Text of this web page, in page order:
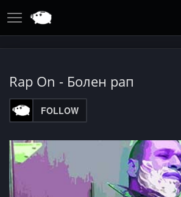
Rap On - Болен рап
FOLLOW